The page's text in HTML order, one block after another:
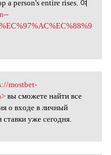
a person's entire rises. 여
mostbet-
вы сможете найти все
о входе в личный
ставки уже сегодня.